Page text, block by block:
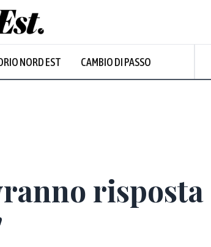
NORD EST CAMBIO DI PASSO
Sereno
risposta